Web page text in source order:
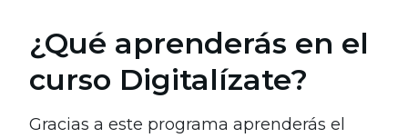
¿Qué aprenderás en el
curso Digitalízate?
Gracias a este programa aprenderás el